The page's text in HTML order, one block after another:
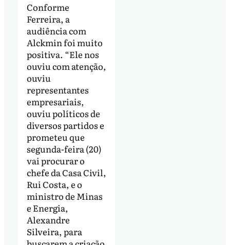
Conforme
Ferreira, a
audiência com
Alckmin foi muito
positiva. “Ele nos
ouviu com atenção,
ouviu
representantes
empresariais,
ouviu políticos de
diversos partidos e
prometeu que
segunda-feira (20)
vai procurar o
chefe da Casa Civil,
Rui Costa, e o
ministro de Minas
e Energia,
Alexandre
Silveira, para